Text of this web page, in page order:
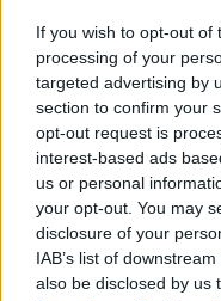
If you wish to opt-out of
processing of your
targeted advertising by
section to confirm your
opt-out request is
interest-based ads
us or personal
your opt-out. You may
disclosure of your
IAB’s list of
also be disclosed by us
Most egy új ciklus
átalakulást hozhat az
nehézségei után végre
Figyelj azokra a jelekre,
ezek segítenek a
Ne ragaszkodj a régi
most valami új